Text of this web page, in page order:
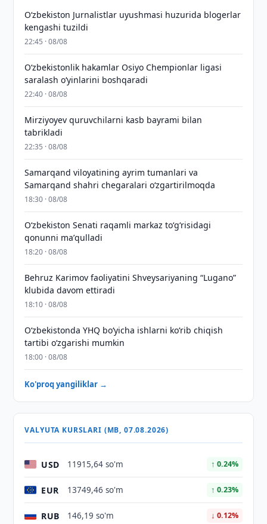
O‘zbekiston Jurnalistlar uyushmasi huzurida blogerlar
kengashi tuzildi
22:45 · 08/08
O‘zbekistonlik hakamlar Osiyo Chempionlar ligasi
saralash o‘yinlarini boshqaradi
22:40 · 08/08
Mirziyoyev quruvchilarni kasb bayrami bilan
tabrikladi
22:35 · 08/08
Samarqand viloyatining ayrim tumanlari va
Samarqand shahri chegaralari oʻzgartirilmoqda
18:30 · 08/08
Oʻzbekiston Senati raqamli markaz toʻgʻrisidagi
qonunni maʼqulladi
18:20 · 08/08
Behruz Karimov faoliyatini Shveysariyaning “Lugano”
klubida davom ettiradi
18:10 · 08/08
O‘zbekistonda YHQ bo‘yicha ishlarni ko‘rib chiqish
tartibi o‘zgarishi mumkin
18:00 · 08/08
Ko'proq yangiliklar →
VALYUTA KURSLARI (MB, 07.08.2026)
USD 11915,64 so'm ↑ 0.24%
EUR 13749,46 so'm ↑ 0.23%
RUB 146,19 so'm ↓ 0.12%